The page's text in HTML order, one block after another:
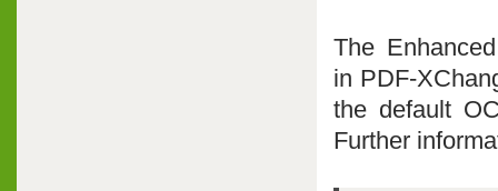
The
in PDF-
the default
Further